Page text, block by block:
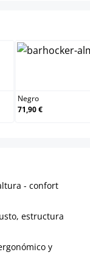
Negro
71,90 €
- confort
estructura
y